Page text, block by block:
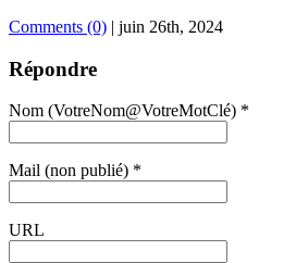
Comments (0) | juin 26th, 2024
Répondre
Nom (VotreNom@VotreMotClé) *
Mail (non publié) *
URL